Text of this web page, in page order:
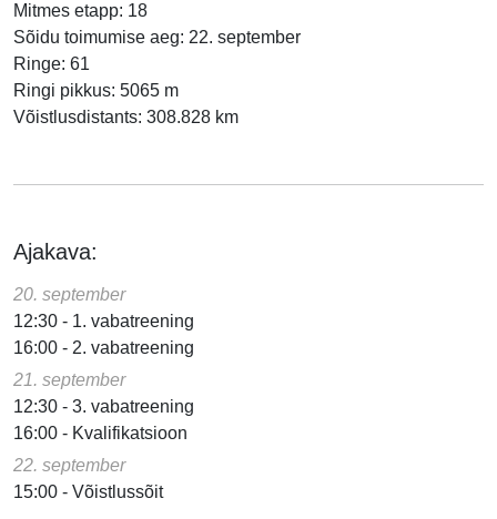
Mitmes etapp: 18
Sõidu toimumise aeg: 22. september
Ringe: 61
Ringi pikkus: 5065 m
Võistlusdistants: 308.828 km
Ajakava:
20. september
12:30 - 1. vabatreening
16:00 - 2. vabatreening
21. september
12:30 - 3. vabatreening
16:00 - Kvalifikatsioon
22. september
15:00 - Võistlussõit